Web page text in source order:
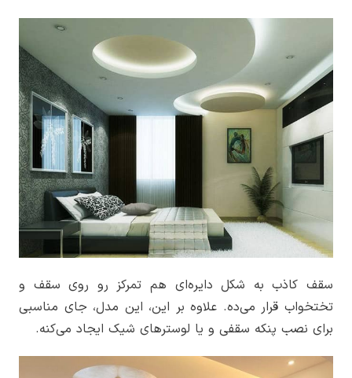
سقف کاذب به شکل دایره‌ای هم تمرکز رو روی سقف و
تختخواب قرار می‌ده. علاوه بر این، این مدل، جای مناسبی
برای نصب پنکه سقفی و یا لوسترهای شیک ایجاد می‌کنه.